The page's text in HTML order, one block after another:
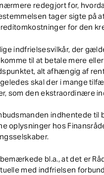
redegjort for,
tager sigte på
for den
indfrielsesvilkår, der
til at betale mere
alt afhængig af
skal der i mange
som den ekstraordinære
indhentede til
oplysninger hos
bl.a., at det er
med indfrielsen